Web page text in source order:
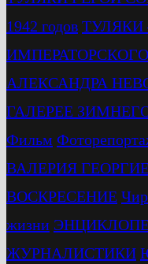
1942 годов ТУЛЯКИ
АЛЕКСАНДРА
ГАЛЕРЕЕ
Фильм
ВАЛЕРИЯ
ВОСКРЕСЕНИЕ
жизни
ЖУРНАЛИСТИКИ